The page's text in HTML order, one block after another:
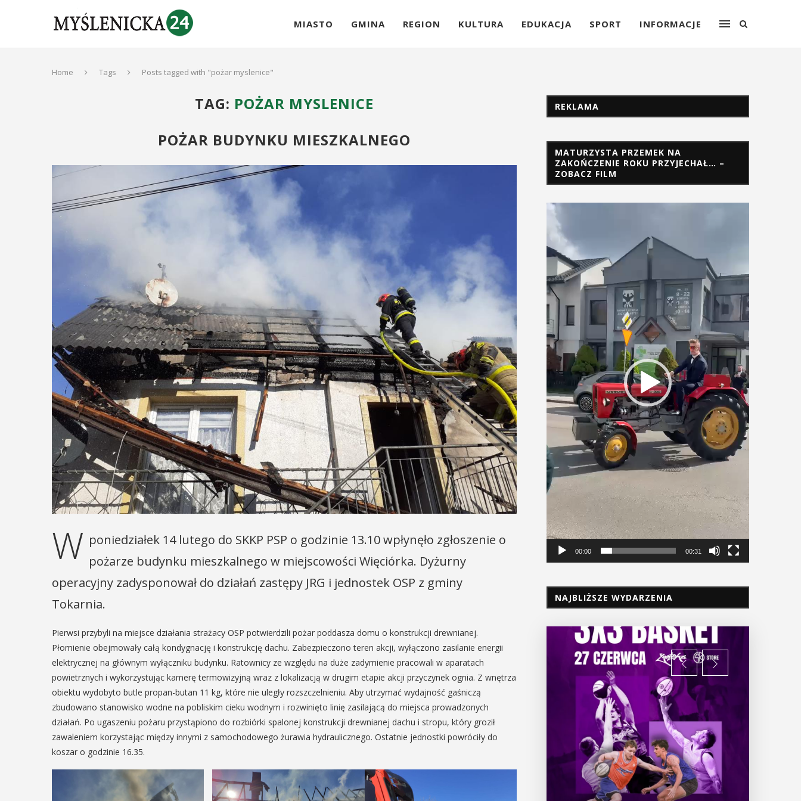
MIASTO GMINA REGION KULTURA EDUKACJA SPORT INFORMACJE
Home Tags Posts tagged with "pożar myslenice"
TAG: POŻAR MYSLENICE
POŻAR BUDYNKU MIESZKALNEGO
W poniedziałek 14 lutego do SKKP PSP o godzinie 13.10 wpłynęło zgłoszenie o
pożarze budynku mieszkalnego w miejscowości Więciórka. Dyżurny
operacyjny zadysponował do działań zastępy JRG i jednostek OSP z gminy
Tokarnia.
Pierwsi przybyli na miejsce działania strażacy OSP potwierdzili pożar poddasza domu o konstrukcji drewnianej.
Płomienie obejmowały całą kondygnację i konstrukcję dachu. Zabezpieczono teren akcji, wyłączono zasilanie energii
elektrycznej na głównym wyłączniku budynku. Ratownicy ze względu na duże zadymienie pracowali w aparatach
powietrznych i wykorzystując kamerę termowizyjną wraz z lokalizacją w drugim etapie akcji przyczynek ognia. Z wnętrza
obiektu wydobyto butle propan-butan 11 kg, które nie uległy rozszczelnieniu. Aby utrzymać wydajność gaśniczą
zbudowano stanowisko wodne na pobliskim cieku wodnym i rozwinięto linię zasilającą do miejsca prowadzonych
działań. Po ugaszeniu pożaru przystąpiono do rozbiórki spalonej konstrukcji drewnianej dachu i stropu, który groził
zawaleniem korzystając między innymi z samochodowego żurawia hydraulicznego. Ostatnie jednostki powróciły do
koszar o godzinie 16.35.
REKLAMA
MATURZYSTA PRZEMEK NA
ZAKOŃCZENIE ROKU PRZYJECHAŁ… –
ZOBACZ FILM
Odtwarzacz
video
00:00 00:31
NAJBLIŻSZE WYDARZENIA